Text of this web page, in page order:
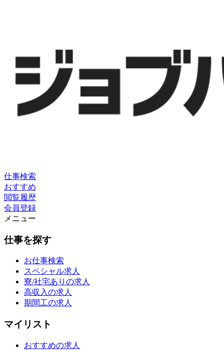
仕事検索
おすすめ
閲覧履歴
会員登録
メニュー
仕事を探す
お仕事検索
スペシャル求人
寮/社宅ありの求人
高収入の求人
期間工の求人
マイリスト
おすすめの求人